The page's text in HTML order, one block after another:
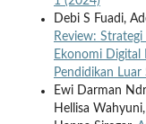
Debi S Fuadi,
Review:
Ekonomi Digital
Pendidikan
Ewi Darman
Hellisa